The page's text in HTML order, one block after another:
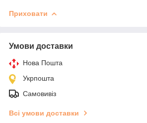
Приховати
Умови доставки
Нова Пошта
Укрпошта
Самовивіз
Всі умови доставки